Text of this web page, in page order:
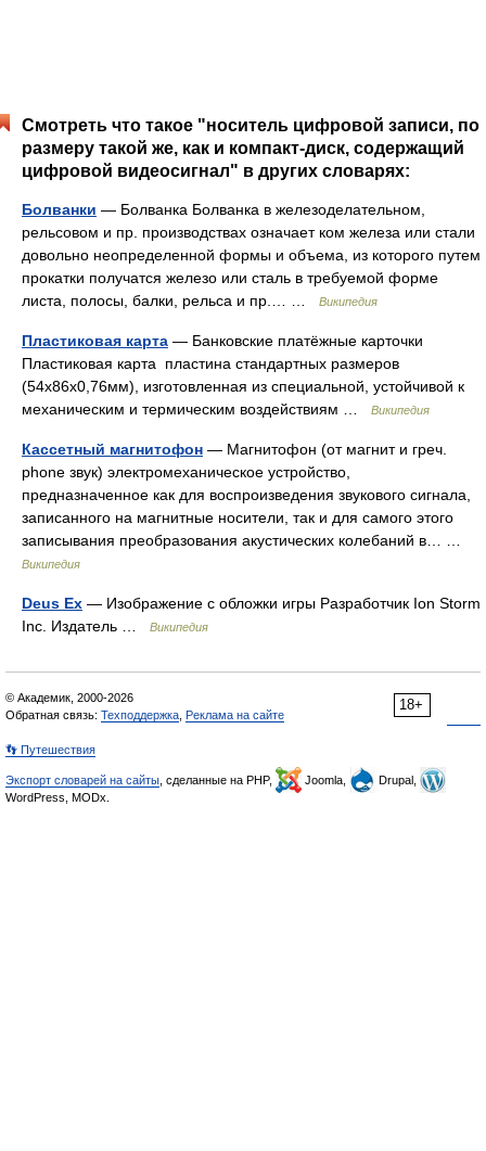
Смотреть что такое "носитель цифровой записи, по
размеру такой же, как и компакт-диск, содержащий
цифровой видеосигнал" в других словарях:
Болванки — Болванка Болванка в железоделательном,
рельсовом и пр. производствах означает ком железа или стали
довольно неопределенной формы и объема, из которого путем
прокатки получатся железо или сталь в требуемой форме
листа, полосы, балки, рельса и пр.… …
Википедия
Пластиковая карта — Банковские платёжные карточки
Пластиковая карта пластина стандартных размеров
(54x86x0,76мм), изготовленная из специальной, устойчивой к
механическим и термическим воздействиям …
Википедия
Кассетный магнитофон — Магнитофон (от магнит и греч.
phone звук) электромеханическое устройство,
предназначенное как для воспроизведения звукового сигнала,
записанного на магнитные носители, так и для самого этого
записывания преобразования акустических колебаний в… …
Википедия
Deus Ex — Изображение с обложки игры Разработчик Ion Storm
Inc. Издатель …
Википедия
18+
© Академик, 2000-2026
Обратная связь: Техподдержка Реклама на сайте
👣 Путешествия
Экспорт словарей на сайты , сделанные на PHP, Joomla,
Drupal,
WordPress, MODx.